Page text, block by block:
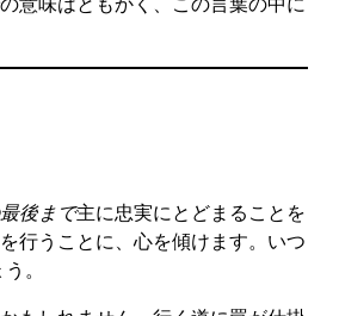
意味はともかく、この言葉の中に
後まで主に忠実にとどまることを
行うことに、心を傾けます。いつ
。